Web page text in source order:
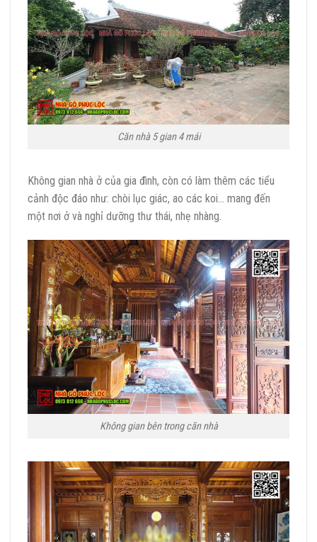
Căn nhà 5 gian 4 mái
Không gian nhà ở của gia đình, còn có làm thêm các tiểu
cảnh độc đáo như: chòi lục giác, ao các koi… mang đến
một nơi ở và nghỉ dưỡng thư thái, nhẹ nhàng.
Không gian bên trong căn nhà